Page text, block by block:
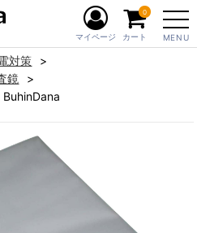
MENU
マイページ カート
0
対策
鏡